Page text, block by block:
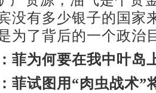
没有多少银子的国家
为了背后的一个政治
菲为何要在我中叶岛
菲试图用“肉虫战术”